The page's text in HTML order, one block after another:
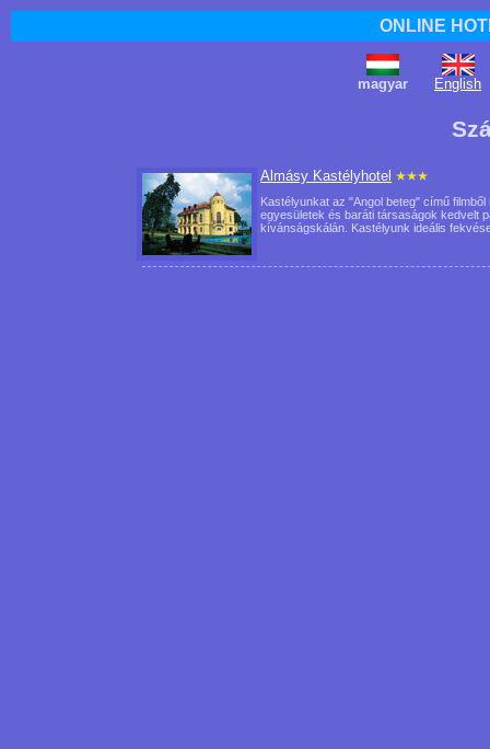
ONLINE
magyar English
Almásy Kastélyhotel
Kastélyunkat az "Angol beteg" című
egyesületek és baráti társaságok kedvelt
kívánságskálán. Kastélyunk ideális